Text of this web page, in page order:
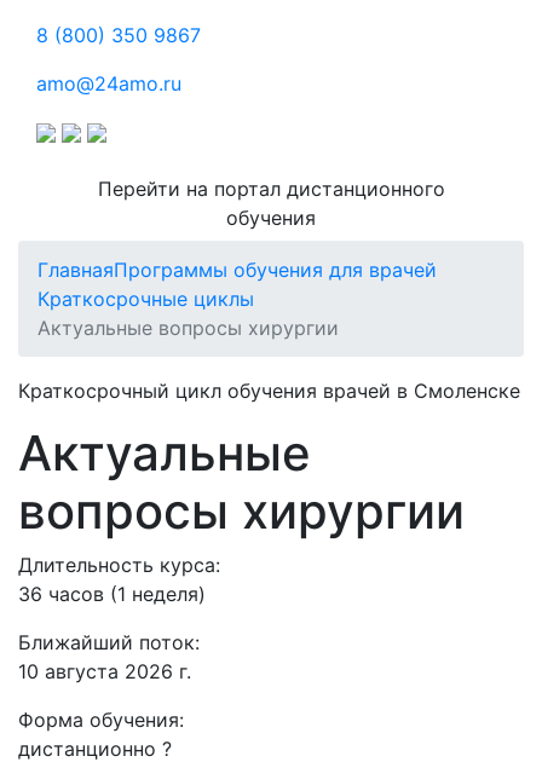
8 (800) 350 9867
amo@24amo.ru
Перейти на портал дистанционного
обучения
ГлавнаяПрограммы обучения для врачей
Краткосрочные циклы
Актуальные вопросы хирургии
Краткосрочный цикл обучения врачей в Смоленске
Актуальные
вопросы хирургии
Длительность курса:
36 часов (1 неделя)
Ближайший поток:
10 августа 2026 г.
Форма обучения:
дистанционно ?